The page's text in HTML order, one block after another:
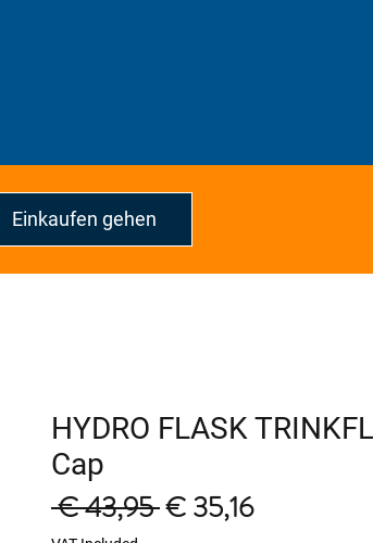
HYDRO FLASK
Cap
€ 43,95 Regular
€ 35,16Sale
Einkaufen gehen